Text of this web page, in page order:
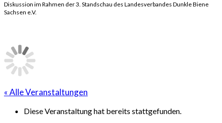
Diskussion im Rahmen der 3. Standschau des Landesverbandes Dunkle Biene
Sachsen e.V.
« Alle Veranstaltungen
Diese Veranstaltung hat bereits stattgefunden.